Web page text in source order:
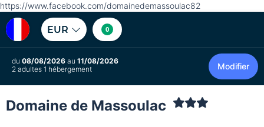
https://www.facebook.com/domainedemassoulac82
EUR 0
du 08/08/2026 au 11/08/2026
2 adultes 1 hébergement
Modifier
Domaine de Massoulac